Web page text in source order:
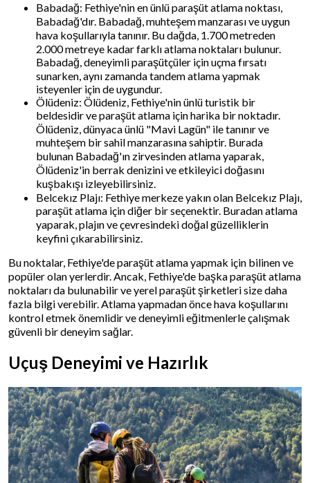
Babadağ: Fethiye'nin en ünlü paraşüt atlama noktası,
Babadağ'dır. Babadağ, muhteşem manzarası ve uygun
hava koşullarıyla tanınır. Bu dağda, 1.700 metreden
2.000 metreye kadar farklı atlama noktaları bulunur.
Babadağ, deneyimli paraşütçüler için uçma fırsatı
sunarken, aynı zamanda tandem atlama yapmak
isteyenler için de uygundur.
Ölüdeniz: Ölüdeniz, Fethiye'nin ünlü turistik bir
beldesidir ve paraşüt atlama için harika bir noktadır.
Ölüdeniz, dünyaca ünlü "Mavi Lagün" ile tanınır ve
muhteşem bir sahil manzarasına sahiptir. Burada
bulunan Babadağ'ın zirvesinden atlama yaparak,
Ölüdeniz'in berrak denizini ve etkileyici doğasını
kuşbakışı izleyebilirsiniz.
Belcekız Plajı: Fethiye merkeze yakın olan Belcekız Plajı,
paraşüt atlama için diğer bir seçenektir. Buradan atlama
yaparak, plajın ve çevresindeki doğal güzelliklerin
keyfini çıkarabilirsiniz.
Bu noktalar, Fethiye'de paraşüt atlama yapmak için bilinen ve
popüler olan yerlerdir. Ancak, Fethiye'de başka paraşüt atlama
noktaları da bulunabilir ve yerel paraşüt şirketleri size daha
fazla bilgi verebilir. Atlama yapmadan önce hava koşullarını
kontrol etmek önemlidir ve deneyimli eğitmenlerle çalışmak
güvenli bir deneyim sağlar.
Uçuş Deneyimi ve Hazırlık